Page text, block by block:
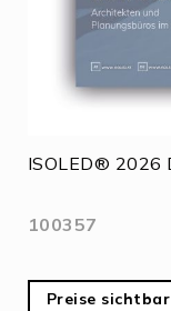
ISOLED® 2026
100357
Preise